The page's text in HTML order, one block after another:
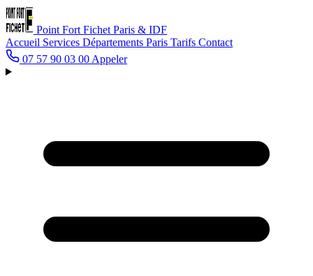
Point Fort Fichet Paris & IDF
Accueil Services Départements Paris Tarifs Contact
07 57 90 03 00 Appeler